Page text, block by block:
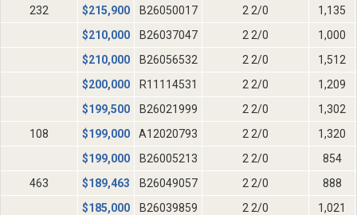
232
$215,900 B26050017 2 2/0
1,135
$210,000 B26037047 2 2/0
1,000
$210,000 B26056532 2 2/0
1,512
$200,000 R11114531 2 2/0
1,209
$199,500 B26021999 2 2/0
1,302
108
$199,000 A12020793 2 2/0
1,320
$199,000 B26005213 2 2/0
854
463
$189,463 B26049057 2 2/0
888
$185,000 B26039859 2 2/0
1,021